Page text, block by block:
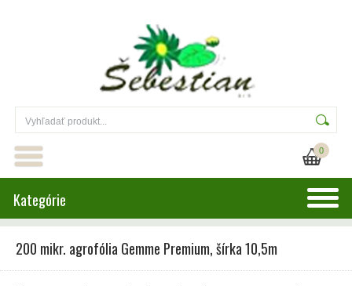
0
Kategórie
200 mikr. agrofólia Gemme Premium, šírka 10,5m